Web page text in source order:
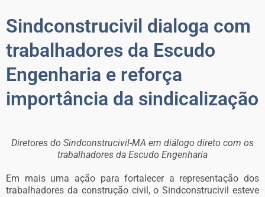
Sindconstrucivil dialoga com
trabalhadores da Escudo
Engenharia e reforça
importância da sindicalização
Diretores do Sindconstrucivil-MA em diálogo direto com os
trabalhadores da Escudo Engenharia
Em mais uma ação para fortalecer a representação dos
trabalhadores da construção civil, o Sindconstrucivil esteve